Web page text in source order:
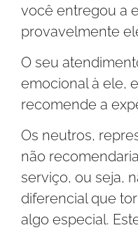
você entregou a
provavelmente
O seu
emocional à ele,
recomende a
Os neutros,
não
serviço, ou seja,
diferencial que
algo especial.